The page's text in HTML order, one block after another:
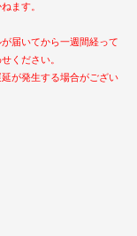
ます。
届いてから一週間経って
ください。
が発生する場合がござい